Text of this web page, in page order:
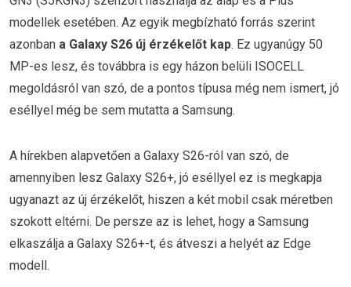
modellek esetében. Az egyik megbízható forrás szerint
azonban a Galaxy S26 új érzékelőt kap. Ez ugyanúgy 50
MP-es lesz, és továbbra is egy házon belüli ISOCELL
megoldásról van szó, de a pontos típusa még nem ismert, jó
eséllyel még be sem mutatta a Samsung.
A hírekben alapvetően a Galaxy S26-ról van szó, de
amennyiben lesz Galaxy S26+, jó eséllyel ez is megkapja
ugyanazt az új érzékelőt, hiszen a két mobil csak méretben
szokott eltérni. De persze az is lehet, hogy a Samsung
elkaszálja a Galaxy S26+-t, és átveszi a helyét az Edge
modell.